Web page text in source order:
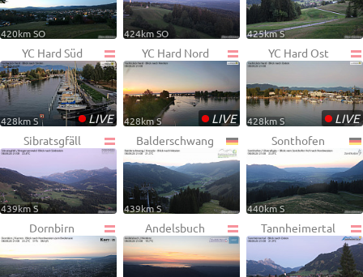
420km SO 424km SO 425km S
YC Hard Süd
•LIVE
428km S
YC Hard Nord
•LIVE
428km S
YC Hard Ost
•LIVE
428km S
Sibratsgfäll
439km S
Balderschwang
439km S
Sonthofen
440km S
Dornbirn Andelsbuch Tannheimertal